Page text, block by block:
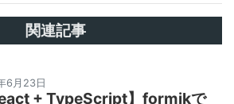
関連記事
6月23日
+ TypeScript】formikで